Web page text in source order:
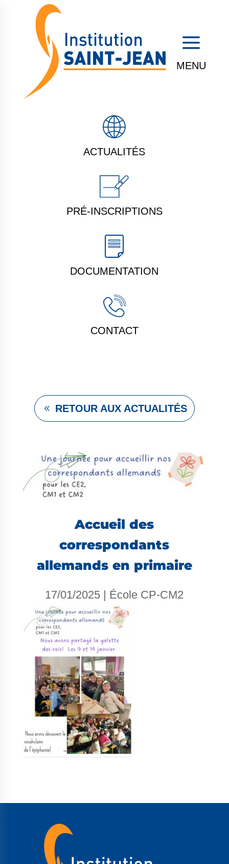
a
ACTUALITÉS
PRÉ-INSCRIPTIONS
DOCUMENTATION
CONTACT
RETOUR AUX ACTUALITÉS
Accueil des
correspondants
allemands en primaire
17/01/2025 | École CP-CM2